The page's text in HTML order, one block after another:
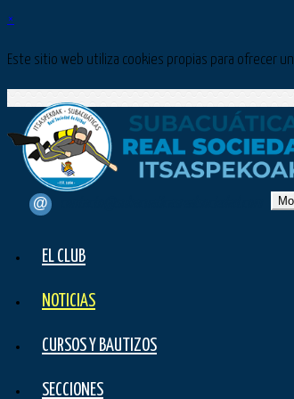
×
Este sitio web utiliza cookies propias para ofrecer
EL CLUB
NOTICIAS
CURSOS Y BAUTIZOS
SECCIONES